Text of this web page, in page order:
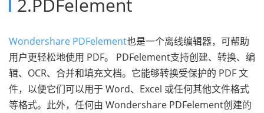
2.PDFelement
Wondershare PDFelement也是一个离线编辑器，可帮助
用户更轻松地使用 PDF。 PDFelement支持创建、转换、编
辑、OCR、合并和填充文档。它能够转换受保护的 PDF 文
件，以便它们可以用于 Word、Excel 或任何其他文件格式
等格式。此外，任何由 Wondershare PDFelement创建的